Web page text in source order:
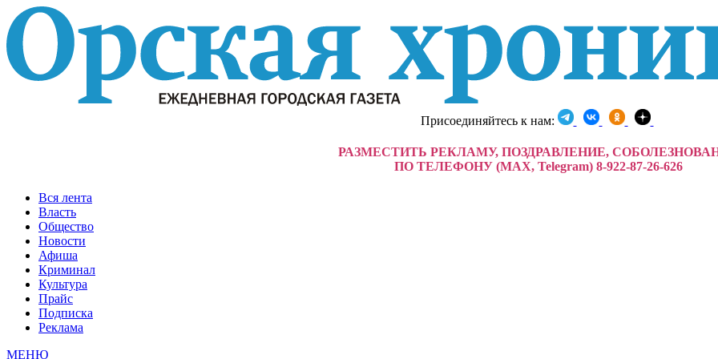
Присоединяйтесь к нам:
РАЗМЕСТИТЬ РЕКЛАМУ, ПОЗДРАВЛЕНИЕ,
ПО ТЕЛЕФОНУ (MAX, Telegram) 8-922-87-26-626
Вся лента
Власть
Общество
Новости
Афиша
Криминал
Культура
Прайс
Подписка
Реклама
МЕНЮ